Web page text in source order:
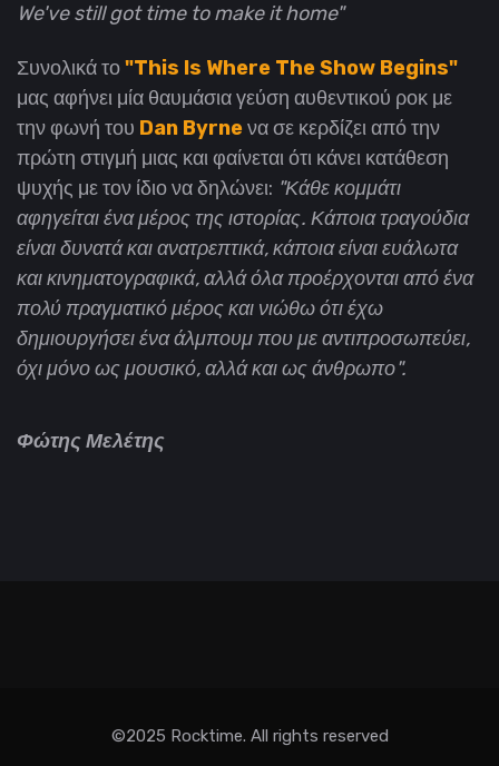
We've still got time to make it home"
Συνολικά το"This Is Where The Show Begins"
μας αφήνει μία θαυμάσια γεύση αυθεντικού ροκ με
την φωνή του Dan Byrneνα σε κερδίζει από την
πρώτη στιγμή μιας και φαίνεται ότι κάνει κατάθεση
ψυχής με τον ίδιο να δηλώνει: "Κάθε κομμάτι
αφηγείται ένα μέρος της ιστορίας. Κάποια τραγούδια
είναι δυνατά και ανατρεπτικά, κάποια είναι ευάλωτα
και κινηματογραφικά, αλλά όλα προέρχονται από ένα
πολύ πραγματικό μέρος και νιώθω ότι έχω
δημιουργήσει ένα άλμπουμ που με αντιπροσωπεύει,
όχι μόνο ως μουσικό, αλλά και ως άνθρωπο".
Φώτης Μελέτης
©2025 Rocktime. All rights reserved